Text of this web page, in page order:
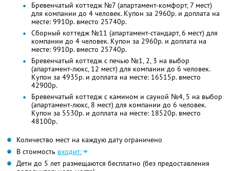
Бревенчатый коттедж №7 (апартамент-комфорт, 7 мест)
для компании до 4 человек. Купон за 2960р. и доплата на
месте: 9910р. вместо 25740р.
Сборный коттедж №11 (апартамент-стандарт, 6 мест) для
компании до 4 человек. Купон за 2960р. и доплата на
месте: 9910р. вместо 25740р.
Бревенчатый коттедж с печью №1, 2, 3 на выбор
(апартамент-люкс, 12 мест) для компании до 6 человек.
Купон за 4935р. и доплата на месте: 16515р. вместо
42900р.
Бревенчатый коттедж с камином и сауной №4, 5 на выбор
(апартамент-люкс, 8 мест) для компании до 6 человек.
Купон за 5530р. и доплата на месте: 18520р. вместо
48100р.
Количество мест на каждую дату ограничено
В стоимость входит:
Дети до 5 лет размещаются бесплатно (без предоставления